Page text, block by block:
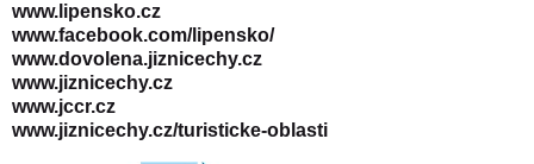
www.lipensko.cz
www.facebook.com/lipensko/
www.dovolena.jiznicechy.cz
www.jiznicechy.cz
www.jccr.cz
www.jiznicechy.cz/turisticke-oblasti